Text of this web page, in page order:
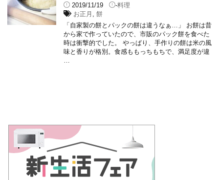
2019/11/19 -料理
お正月
,餅
「自家製の餅とパックの餅は違うなぁ…」 お餅は昔
から家で作っていたので、市販のパック餅を食べた
時は衝撃的でした。 やっぱり、手作りの餅は米の風
味と香りが格別。食感ももっちもちで、満足度が違